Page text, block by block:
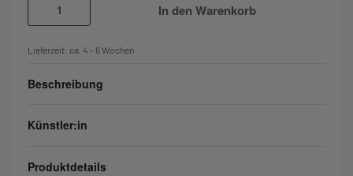
In den Warenkorb
Lieferzeit: ca. 4 - 6 Wochen
Beschreibung
Künstler:in
Produktdetails